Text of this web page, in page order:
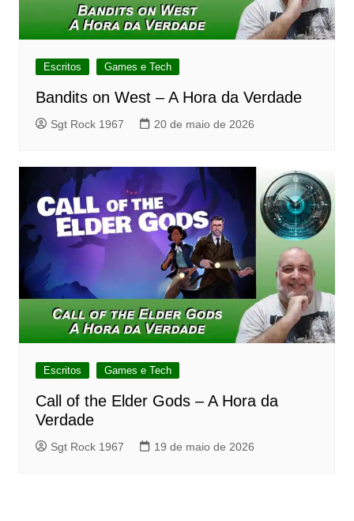
Escritos Games e Tech
Bandits on West – A Hora da Verdade
Sgt Rock 1967 20 de maio de 2026
Escritos Games e Tech
Call of the Elder Gods – A Hora da
Verdade
Sgt Rock 1967 19 de maio de 2026